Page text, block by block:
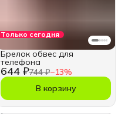
Только сегодня
644 ₽744 ₽−13%
Брелок обвес для
телефона
В корзину